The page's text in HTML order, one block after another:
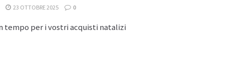
23 OTTOBRE 2025 0
tempo per i vostri acquisti natalizi